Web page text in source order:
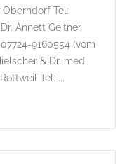
Oberndorf Tel:
Annett Geitner
9160554 (vom
& Dr. med.
Tel: ...